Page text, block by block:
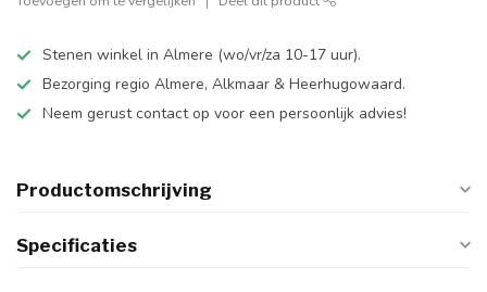
Stenen winkel in Almere (wo/vr/za 10-17 uur).
Bezorging regio Almere, Alkmaar & Heerhugowaard.
Neem gerust contact op voor een persoonlijk advies!
Productomschrijving
Specificaties